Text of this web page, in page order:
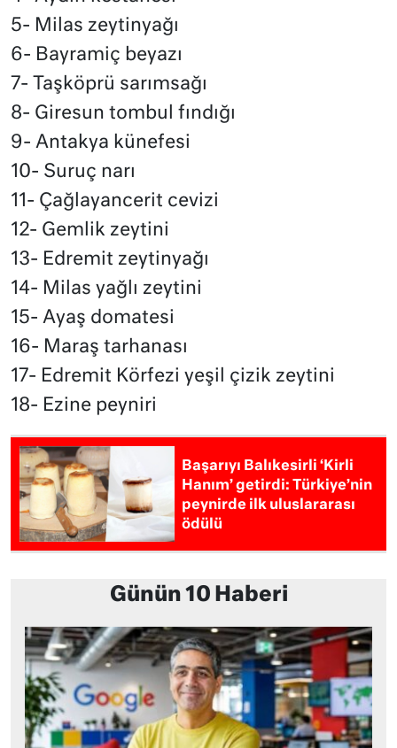
5- Milas zeytinyağı
6- Bayramiç beyazı
7- Taşköprü sarımsağı
8- Giresun tombul fındığı
9- Antakya künefesi
10- Suruç narı
11- Çağlayancerit cevizi
12- Gemlik zeytini
13- Edremit zeytinyağı
14- Milas yağlı zeytini
15- Ayaş domatesi
16- Maraş tarhanası
17- Edremit Körfezi yeşil çizik zeytini
​​​​​​​18- Ezine peyniri
Başarıyı Balıkesirli ‘Kirli
Hanım’ getirdi: Türkiye’nin
peynirde ilk uluslararası
ödülü
Günün 10 Haberi